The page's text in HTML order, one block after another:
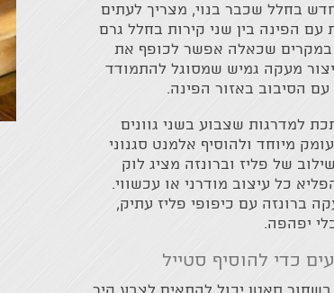
בחלל שכבר בנוי, מצריך לעתים
עם הפינה בין שני קירות בחלל גרם
במקרים שכאלה אפשר לכופף את
מעקה גמיש שמסוגל להתמודד
הסיבוב באזור הפינה.
למדרגות שצבוע בשני גוונים
מיוחד ולהוסיף אלמנט סגנוני
של פליז וברונזה מציג לוק
כל עיצוב מודרני או עכשווי.
ברונזה עם כיפופי פליז עתיק,
יפהפה.
כדי להוסיף סטייל